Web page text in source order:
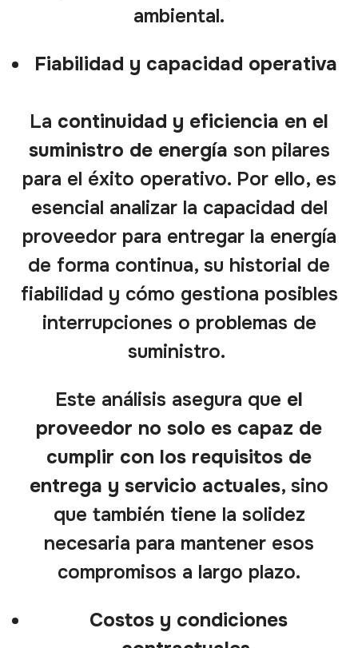
ambiental.
Fiabilidad y capacidad operativa
La continuidad y eficiencia en el
suministro de energía son pilares
para el éxito operativo. Por ello, es
esencial analizar la capacidad del
proveedor para entregar la energía
de forma continua, su historial de
fiabilidad y cómo gestiona posibles
interrupciones o problemas de
suministro.
Este análisis asegura que el
proveedor no solo es capaz de
cumplir con los requisitos de
entrega y servicio actuales, sino
que también tiene la solidez
necesaria para mantener esos
compromisos a largo plazo.
Costos y condiciones